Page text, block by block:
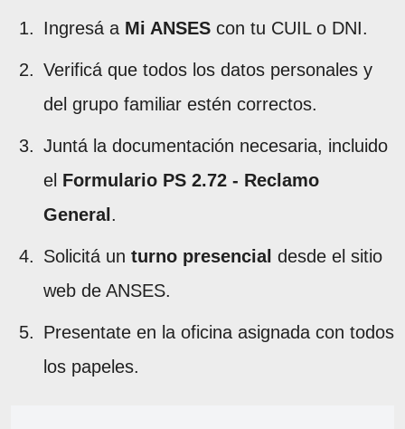
Ingresá a Mi ANSES con tu CUIL o DNI.
Verificá que todos los datos personales y
del grupo familiar estén correctos.
Juntá la documentación necesaria, incluido
el Formulario PS 2.72 - Reclamo
General .
Solicitá un turno presencial desde el sitio
web de ANSES.
Presentate en la oficina asignada con todos
los papeles.